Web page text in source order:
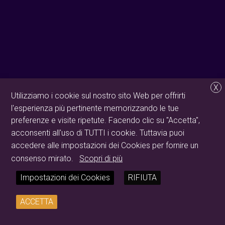
X
Utilizziamo i cookie sul nostro sito Web per offrirti
l'esperienza più pertinente memorizzando le tue
preferenze e visite ripetute. Facendo clic su "Accetta",
acconsenti all'uso di TUTTI i cookie. Tuttavia puoi
accedere alle impostazioni dei Cookies per fornire un
consenso mirato.
Scopri di più
Impostazioni dei Cookies
RIFIUTA
ACCETTA